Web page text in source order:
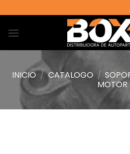
al
contenido
INICIO / CATALOGO /
MOTOR